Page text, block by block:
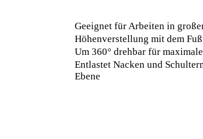
Geeignet für Arbeiten in
Höhenverstellung mit dem Fuß
Um 360° drehbar für
Entlastet Nacken und
Ebene